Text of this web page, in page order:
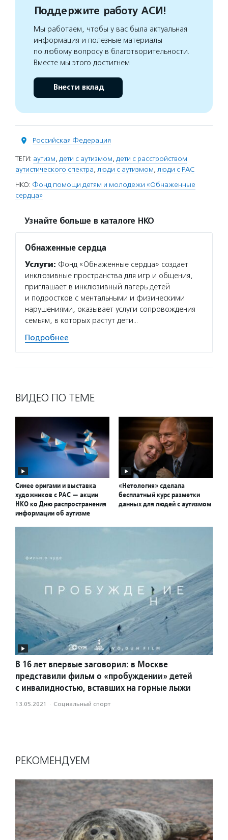
Поддержите работу АСИ!
Мы работаем, чтобы у вас была актуальная
информация и полезные материалы
по любому вопросу в благотворительности.
Вместе мы этого достигнем
Внести вклад
Российская Федерация
ТЕГИ: аутизм, дети с аутизмом, дети с расстройством
аутистического спектра, люди с аутизмом, люди с РАС
НКО: Фонд помощи детям и молодежи «Обнаженные
сердца»
Узнайте больше в каталоге НКО
Обнаженные сердца
Услуги: Фонд «Обнаженные сердца» создает
инклюзивные пространства для игр и общения,
приглашает в инклюзивный лагерь детей
и подростков с ментальными и физическими
нарушениями, оказывает услуги сопровождения
семьям, в которых растут дети…
Подробнее
ВИДЕО ПО ТЕМЕ
Синее оригами и выставка
художников с РАС — акции
НКО ко Дню распространения
информации об аутизме
«Нетология» сделала
бесплатный курс разметки
данных для людей с аутизмом
В 16 лет впервые заговорил: в Москве
представили фильм о «пробуждении» детей
с инвалидностью, вставших на горные лыжи
13.05.2021 · Социальный спорт
РЕКОМЕНДУЕМ